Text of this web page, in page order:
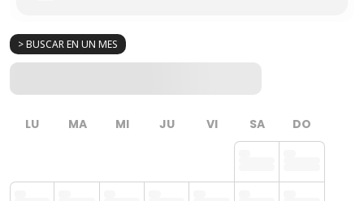
> BUSCAR EN UN MES
LU MA MI JU VI SA DO